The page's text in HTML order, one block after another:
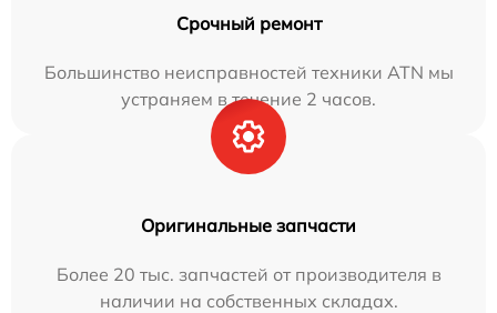
Срочный ремонт
Большинство неисправностей техники ATN мы
устраняем в течение 2 часов.
Оригинальные запчасти
Более 20 тыс. запчастей от производителя в
наличии на собственных складах.